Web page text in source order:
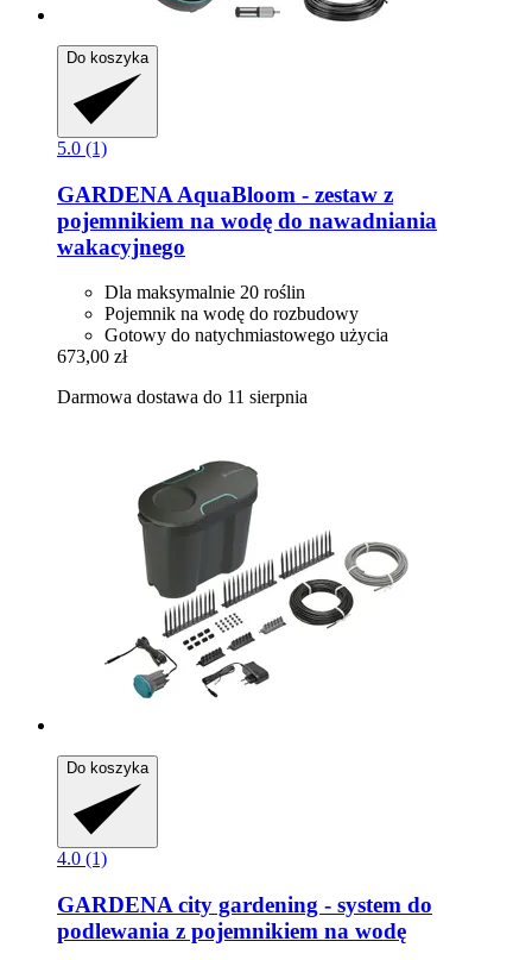
Do koszyka
5.0 (1)
GARDENA AquaBloom -​ zestaw z
pojemnikiem na wodę do nawadniania
wakacyjnego
Dla maksymalnie 20 roślin
Pojemnik na wodę do rozbudowy
Gotowy do natychmiastowego użycia
673,00 zł
Darmowa dostawa do 11 sierpnia
Do koszyka
4.0 (1)
GARDENA city gardening -​ system do
podlewania z pojemnikiem na wodę